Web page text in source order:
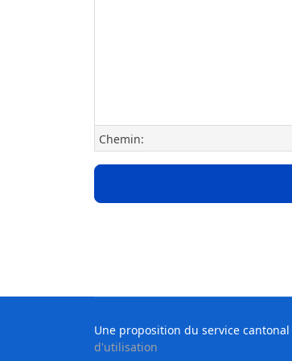
Chemin:
Une proposition du service cantonal
d'utilisation